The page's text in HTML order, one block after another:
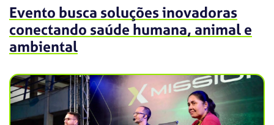
Evento busca soluções inovadoras
conectando saúde humana, animal e
ambiental